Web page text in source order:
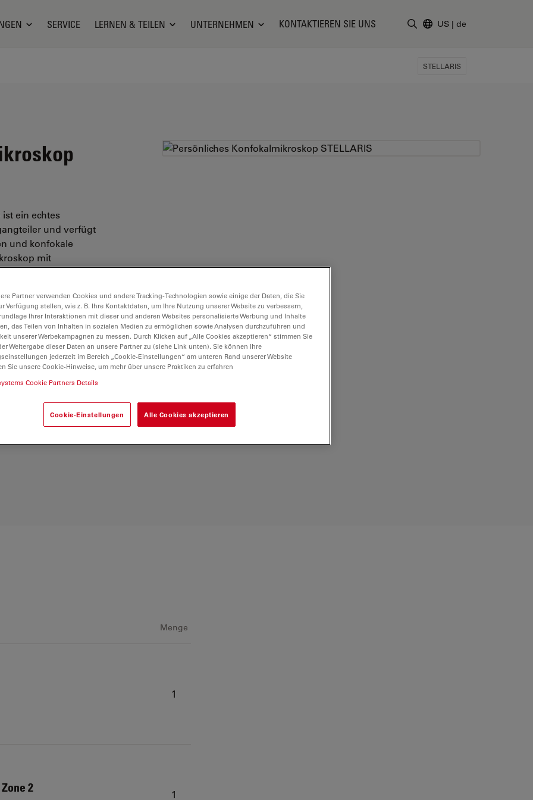
SERVICE LERNEN & TEILEN UNTERNEHMEN KONTAKTIEREN SIE UNS US | de
STELLARIS
ein echtes
und verfügt
und konfokale
mit
Sheet (DLS),
Ein voll
S-Detektoren, 3
Tisch und
fordern Sie noch
Bildgebung: - 3
Zähldetektoren -
Super-
(bis zu 5), Lasern
Menge
1
2 1
Partner verwenden Cookies und andere Tracking-Technologien sowie einige der Daten, die Sie
Verfügung stellen, wie z. B. Ihre Kontaktdaten, um Ihre Nutzung unserer Website zu verbessern,
Ihrer Interaktionen mit dieser und anderen Websites personalisierte Werbung und Inhalte
das Teilen von Inhalten in sozialen Medien zu ermöglichen sowie Analysen durchzuführen und
unserer Werbekampagnen zu messen. Durch Klicken auf „Alle Cookies akzeptieren“ stimmen Sie
Weitergabe dieser Daten an unsere Partner zu (siehe Link unten). Sie können Ihre
jederzeit im Bereich „Cookie-Einstellungen“ am unteren Rand unserer Website
Sie unsere Cookie-Hinweise, um mehr über unsere Praktiken zu erfahren
Cookie Partners Details
Cookie-Einstellungen Alle Cookies akzeptieren